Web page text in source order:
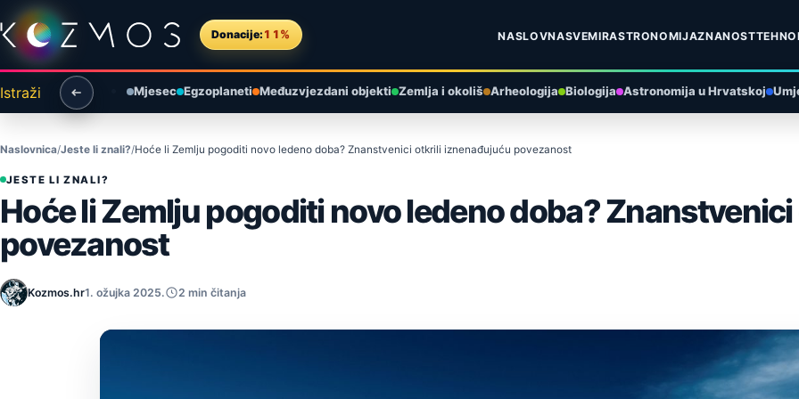
Preskoči na sadržaj
Donacije: 11% NASLOVNASVEMIRASTRONOMIJAZNANOST
Istraži Mjesec Egzoplaneti Međuzvjezdani objekti Zemlja i okoliš Arheologija Biologija Astronomija u Hrvatskoj
Naslovnica Jeste li znali? Hoće li Zemlju pogoditi novo ledeno doba? Znanstvenici otkrili iznenađujuću povezanost
JESTE LI ZNALI?
Hoće li Zemlju pogoditi novo ledeno doba?
povezanost
Kozmos.hr1. ožujka 2025. 2 min čitanja